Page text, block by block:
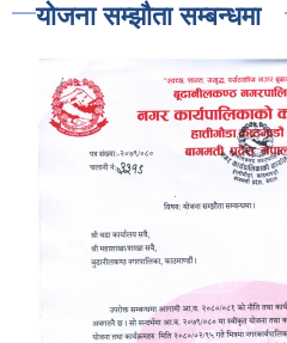
योजना सम्झौता सम्बन्धमा